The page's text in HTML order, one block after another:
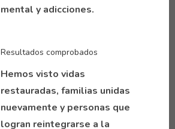
Resultados comprobados
Hemos visto vidas
restauradas, familias unidas
nuevamente y personas que
logran reintegrarse a la
mental y adicciones.